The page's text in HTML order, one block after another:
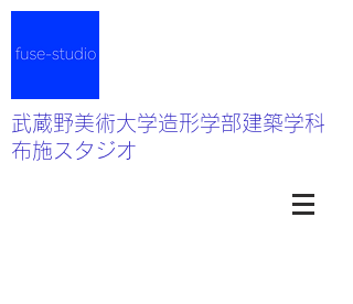
武蔵野美術大学造形学部建築学科
布施スタジオ